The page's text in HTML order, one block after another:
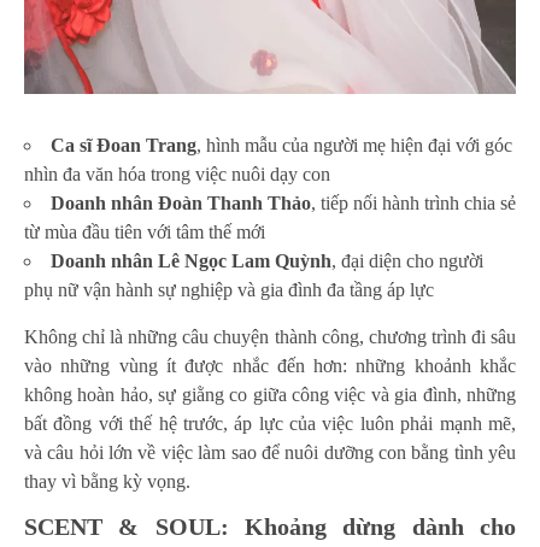
Ca sĩ Đoan Trang, hình mẫu của người mẹ hiện đại với góc
nhìn đa văn hóa trong việc nuôi dạy con
Doanh nhân Đoàn Thanh Thảo, tiếp nối hành trình chia sẻ
từ mùa đầu tiên với tâm thế mới
Doanh nhân Lê Ngọc Lam Quỳnh, đại diện cho người
phụ nữ vận hành sự nghiệp và gia đình đa tầng áp lực
Không chỉ là những câu chuyện thành công, chương trình đi sâu
vào những vùng ít được nhắc đến hơn: những khoảnh khắc
không hoàn hảo, sự giằng co giữa công việc và gia đình, những
bất đồng với thế hệ trước, áp lực của việc luôn phải mạnh mẽ,
và câu hỏi lớn về việc làm sao để nuôi dưỡng con bằng tình yêu
thay vì bằng kỳ vọng.
SCENT & SOUL: Khoảng dừng dành cho